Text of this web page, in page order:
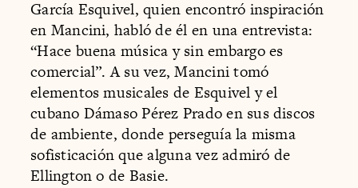
García Esquivel, quien encontró inspiración
en Mancini, habló de él en una entrevista:
“Hace buena música y sin embargo es
comercial”. A su vez, Mancini tomó
elementos musicales de Esquivel y el
cubano Dámaso Pérez Prado en sus discos
de ambiente, donde perseguía la misma
sofisticación que alguna vez admiró de
Ellington o de Basie.